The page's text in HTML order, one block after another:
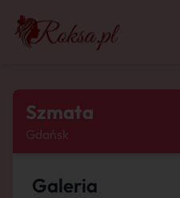
Szmata
Gdańsk
Galeria